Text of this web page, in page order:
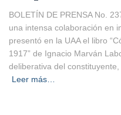
BOLETÍN DE PRENSA No.
una intensa colaboración en
presentó en la UAA el libro
1917” de Ignacio Marván
deliberativa del
Leer más…